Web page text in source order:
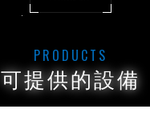
PRODUCTS
可提供的設備